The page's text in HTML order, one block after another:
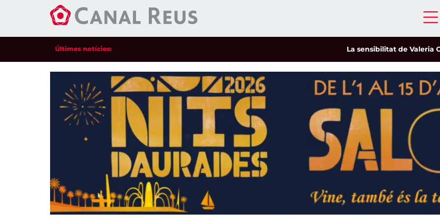
Últimes notícies: La sensibilitat de Valeria